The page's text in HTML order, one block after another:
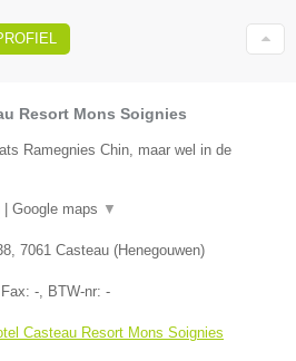
Resort Mons Soignies
Ramegnies Chin, maar wel in de
Google maps ▼
, 7061 Casteau (Henegouwen)
-, BTW-nr: -
Casteau Resort Mons Soignies